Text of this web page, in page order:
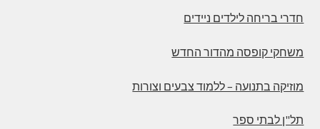
חדרי בריחה לילדים ניידים
משחקי קופסה מהדור החדש
מוזיקה בתנועה – ללמוד צבעים וצורות
תל"ן לבתי ספר